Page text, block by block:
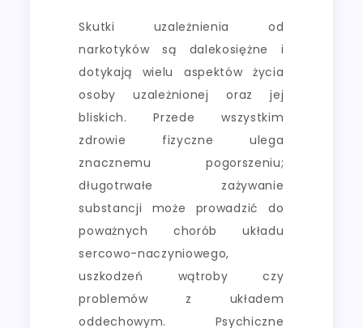
Skutki uzależnienia od
narkotyków są dalekosiężne i
dotykają wielu aspektów życia
osoby uzależnionej oraz jej
bliskich. Przede wszystkim
zdrowie fizyczne ulega
znacznemu pogorszeniu;
długotrwałe zażywanie
substancji może prowadzić do
poważnych chorób układu
sercowo-naczyniowego,
uszkodzeń wątroby czy
problemów z układem
oddechowym. Psychiczne